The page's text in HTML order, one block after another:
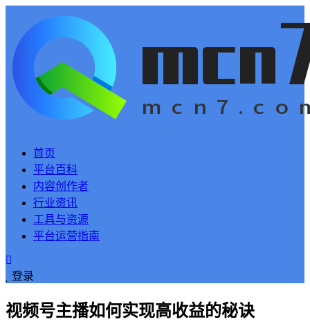
首页
平台百科
内容创作者
行业资讯
工具与资源
平台运营指南
登录
视频号主播如何实现高收益的秘诀